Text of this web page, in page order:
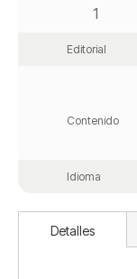
1
Editorial
Contenido
Idioma
Detalles